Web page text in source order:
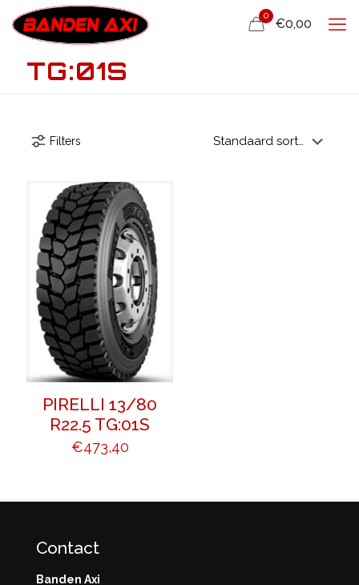
0
€0,00
TG:01S
Filters
PIRELLI 13/80
R22.5 TG:01S
€473,40
Contact
Banden Axi